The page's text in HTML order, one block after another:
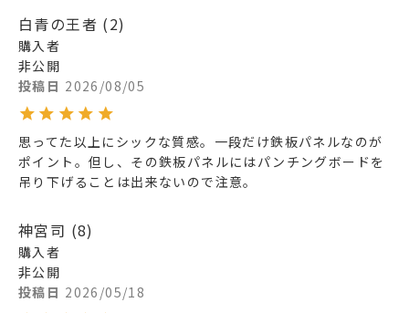
白青の王者 2
購入者
非公開
投稿日 2026/08/05
思ってた以上にシックな質感。一段だけ鉄板パネルなのが
ポイント。但し、その鉄板パネルにはパンチングボードを
吊り下げることは出来ないので注意。
神宮司 8
購入者
非公開
投稿日 2026/05/18